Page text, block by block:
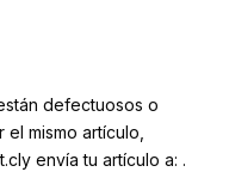
defectuosos o
mismo artículo,
envía tu artículo a: .